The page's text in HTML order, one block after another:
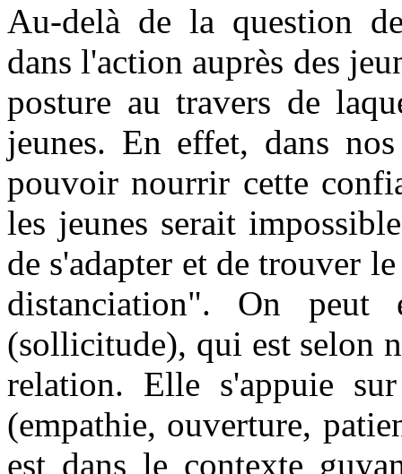
Au-delà de la question
dans l'action auprès des
posture au travers de
jeunes. En effet, dans
pouvoir nourrir cette
les jeunes serait
de s'adapter et de trouver
distanciation". On
(sollicitude), qui est selon
relation. Elle s'appuie
(empathie, ouverture,
est dans le contexte